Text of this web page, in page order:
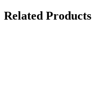
Related Products